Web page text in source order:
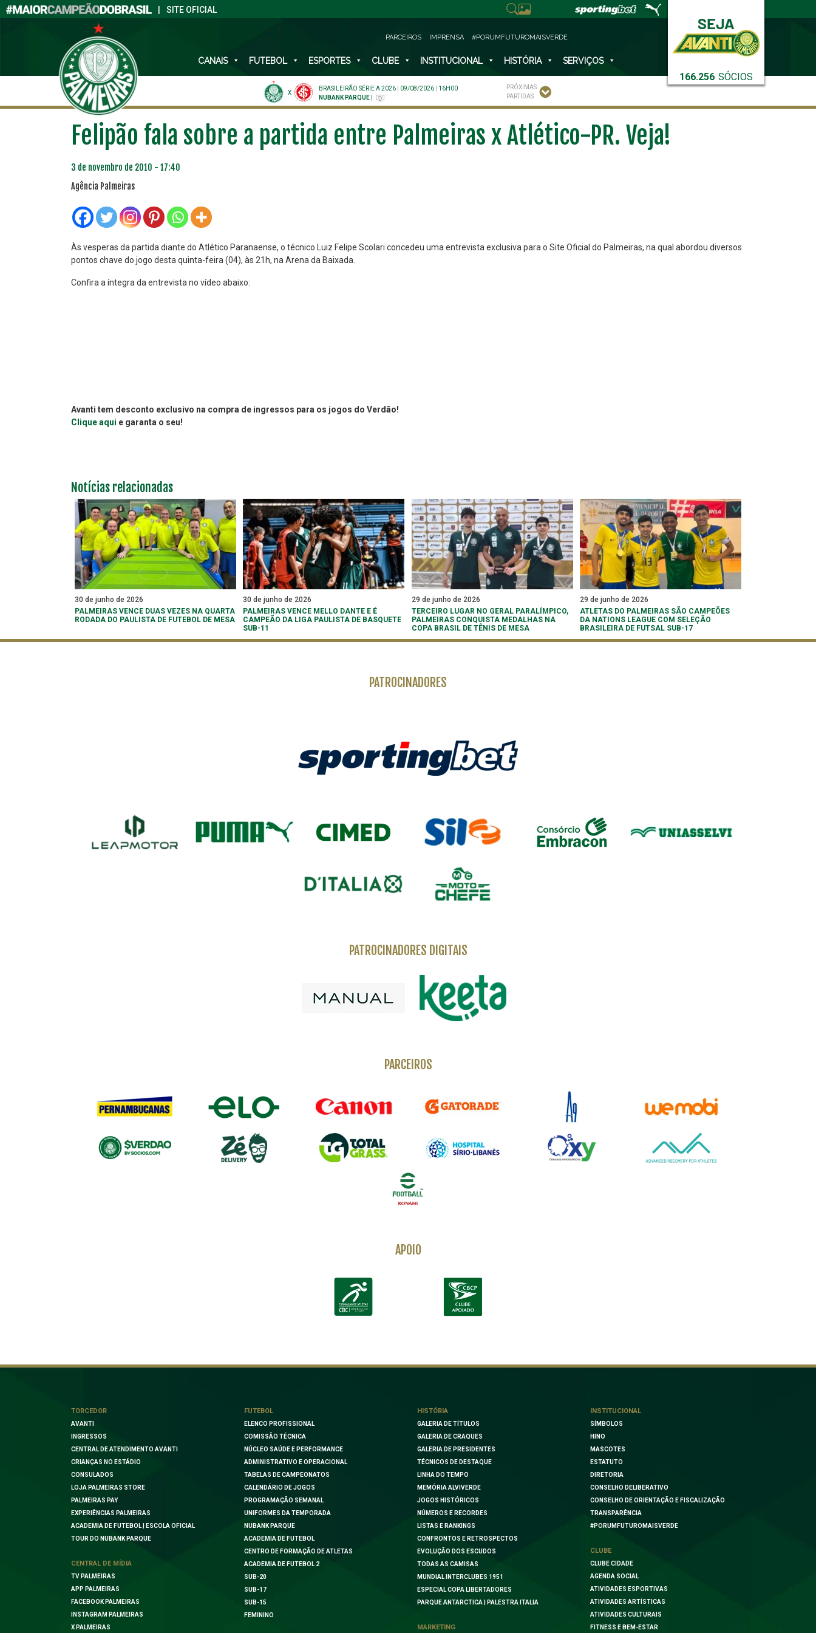
SITE OFICIAL
166.256 SÓCIOS
PARCEIROS IMPRENSA #PORUMFUTUROMAISVERDE
CANAIS FUTEBOL ESPORTES CLUBE INSTITUCIONAL HISTÓRIA SERVIÇOS
X
BRASILEIRÃO SÉRIE A 2026 09/08/2026
16H00
NUBANK PARQUE
PRÓXIMAS
PARTIDAS
Felipão fala sobre a partida entre Palmeiras x Atlético-PR. Veja!
3 de novembro de 2010 - 17:40
Agência Palmeiras
Às vesperas da partida diante do Atlético Paranaense, o técnico Luiz Felipe Scolari concedeu uma entrevista exclusiva para o Site Oficial do Palmeiras, na qual abordou diversos
pontos chave do jogo desta quinta-feira (04), às 21h, na Arena da Baixada.
Confira a íntegra da entrevista no vídeo abaixo:
Avanti tem desconto exclusivo na compra de ingressos para os jogos do Verdão!
Clique aqui e garanta o seu!
Notícias relacionadas
30 de junho de 2026
PALMEIRAS VENCE DUAS VEZES NA QUARTA
RODADA DO PAULISTA DE FUTEBOL DE MESA
30 de junho de 2026
PALMEIRAS VENCE MELLO DANTE E É
CAMPEÃO DA LIGA PAULISTA DE BASQUETE
SUB-11
29 de junho de 2026
TERCEIRO LUGAR NO GERAL PARALÍMPICO,
PALMEIRAS CONQUISTA MEDALHAS NA
COPA BRASIL DE TÊNIS DE MESA
29 de junho de 2026
ATLETAS DO PALMEIRAS SÃO CAMPEÕES
DA NATIONS LEAGUE COM SELEÇÃO
BRASILEIRA DE FUTSAL SUB-17
PATROCINADORES
PATROCINADORES DIGITAIS
PARCEIROS
APOIO
TORCEDOR
AVANTI
INGRESSOS
CENTRAL DE ATENDIMENTO AVANTI
CRIANÇAS NO ESTÁDIO
CONSULADOS
LOJA PALMEIRAS STORE
PALMEIRAS PAY
EXPERIÊNCIAS PALMEIRAS
ACADEMIA DE FUTEBOL | ESCOLA OFICIAL
TOUR DO NUBANK PARQUE
CENTRAL DE MÍDIA
TV PALMEIRAS
APP PALMEIRAS
FACEBOOK PALMEIRAS
INSTAGRAM PALMEIRAS
X PALMEIRAS
FUTEBOL
ELENCO PROFISSIONAL
COMISSÃO TÉCNICA
NÚCLEO SAÚDE E PERFORMANCE
ADMINISTRATIVO E OPERACIONAL
TABELAS DE CAMPEONATOS
CALENDÁRIO DE JOGOS
PROGRAMAÇÃO SEMANAL
UNIFORMES DA TEMPORADA
NUBANK PARQUE
ACADEMIA DE FUTEBOL
CENTRO DE FORMAÇÃO DE ATLETAS
ACADEMIA DE FUTEBOL 2
SUB-20
SUB-17
SUB-15
FEMININO
HISTÓRIA
GALERIA DE TÍTULOS
GALERIA DE CRAQUES
GALERIA DE PRESIDENTES
TÉCNICOS DE DESTAQUE
LINHA DO TEMPO
MEMÓRIA ALVIVERDE
JOGOS HISTÓRICOS
NÚMEROS E RECORDES
LISTAS E RANKINGS
CONFRONTOS E RETROSPECTOS
EVOLUÇÃO DOS ESCUDOS
TODAS AS CAMISAS
MUNDIAL INTERCLUBES 1951
ESPECIAL COPA LIBERTADORES
PARQUE ANTARCTICA | PALESTRA ITALIA
MARKETING
INSTITUCIONAL
SÍMBOLOS
HINO
MASCOTES
ESTATUTO
DIRETORIA
CONSELHO DELIBERATIVO
CONSELHO DE ORIENTAÇÃO E FISCALIZAÇÃO
TRANSPARÊNCIA
#PORUMFUTUROMAISVERDE
CLUBE
CLUBE CIDADE
AGENDA SOCIAL
ATIVIDADES ESPORTIVAS
ATIVIDADES ARTÍSTICAS
ATIVIDADES CULTURAIS
FITNESS E BEM-ESTAR